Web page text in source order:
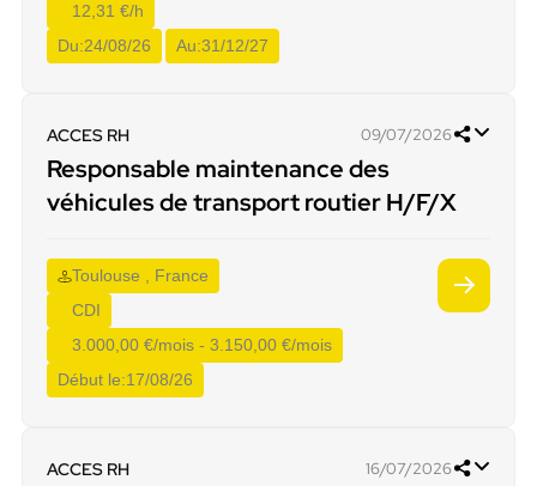
12,31 €/h
Du:24/08/26 Au:31/12/27
ACCES RH 09/07/2026
Responsable maintenance des
véhicules de transport routier H/F/X
Toulouse , France
CDI
3.000,00 €/mois - 3.150,00 €/mois
Début le:17/08/26
ACCES RH 16/07/2026